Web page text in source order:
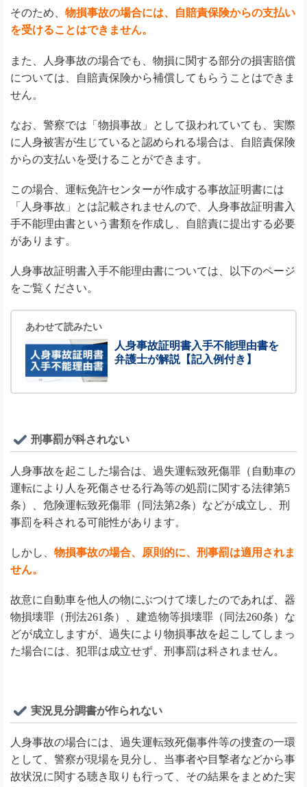
そのため、 物損事故の場合には、自賠責保険からの支払い
を受けることはできません。
また、人身事故の場合でも、物損に関する部分の損害賠償
については、自賠責保険から補償してもらうことはできま
せん。
なお、警察では「物損事故」として扱われていても、実際
に人身被害が生じていると認められる場合は、自賠責保険
からの支払いを受けることができます。
この場合、運転免許センターが作成する事故証明書には
「人身事故」とは記載されませんので、人身事故証明書入
手不能理由書という書類を作成し、自賠責に提出する必要
があります。
人身事故証明書入手不能理由書については、以下のページ
をご覧ください。
あわせて読みたい
人身事故証明書入手不能理由書を
弁護士が解説【記入例付き】
刑事罰が科されない
人身事故を起こした場合は、過失運転致死傷罪（自動車の
運転により人を死傷させる行為等の処罰に関する法律第5
条）、危険運転致死傷罪（同法第2条）などが成立し、刑
事罰を科される可能性があります。
しかし、 物損事故の場合、原則的に、刑事罰は適用されま
せん。
故意に自動車を他人の物にぶつけて壊したのであれば、器
物損壊罪（刑法261条）、建造物等損壊罪（同法260条）な
どが成立しますが、過失により物損事故を起こしてしまっ
た場合には、犯罪は成立せず、刑事罰は科されません。
実況見分調書が作られない
人身事故の場合には、過失運転致死傷事件等の捜査の一環
として、警察が現場を見分し、当事者や目撃者などから事
故状況に関する聴き取りも行って、その結果をまとめた実